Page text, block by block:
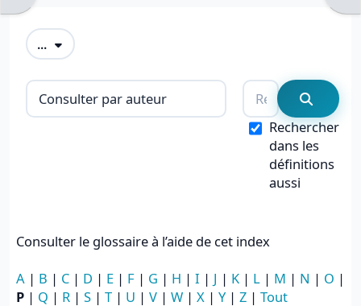
... Exporter des articles
Consulter le glossaire à l’aide de cet
Rechercher
Rechercher
dans les
définitions
aussi
Consulter le glossaire à l’aide de cet index
A | B | C | D | E | F | G | H | I | J | K | L | M | N | O |
P | Q | R | S | T | U | V | W | X | Y| Z | Tout